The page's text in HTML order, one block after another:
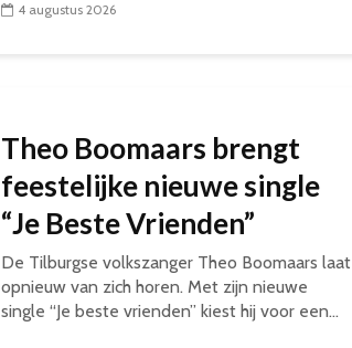
4 augustus 2026
Theo Boomaars brengt
feestelijke nieuwe single
“Je Beste Vrienden”
De Tilburgse volkszanger Theo Boomaars laat
opnieuw van zich horen. Met zijn nieuwe
single “Je beste vrienden” kiest hij voor een...